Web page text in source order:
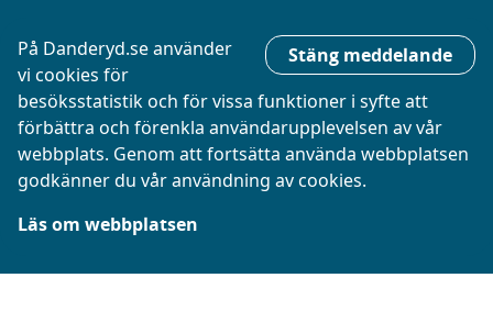
Stäng meddelande
På Danderyd.se använder
vi cookies för
besöksstatistik och för vissa funktioner i syfte att
förbättra och förenkla användarupplevelsen av vår
webbplats. Genom att fortsätta använda webbplatsen
godkänner du vår användning av cookies.
Läs om webbplatsen